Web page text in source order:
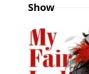
Show